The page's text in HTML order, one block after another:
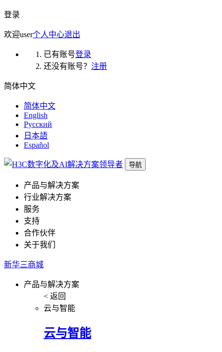
登录
欢迎user个人中心退出
已有账号登录
还没有账号？ 注册
简体中文
简体中文
English
Русский
日本語
Español
导航
产品与解决方案
行业解决方案
服务
支持
合作伙伴
关于我们
新华三商城
产品与解决方案
< 返回
云与智能
云与智能